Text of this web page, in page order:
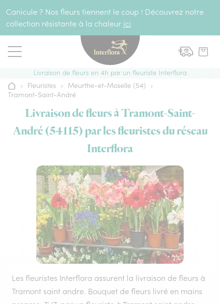
Canicule ? Nos fleurs tiennent le coup ! Découvrez notre
collection résistante à la chaleur ici
Livraison de fleurs en 4h par un fleuriste Interflora
Accueil
› Fleuristes › Meurthe-et-Moselle (54)
›
Tramont-Saint-André
Livraison de fleurs à Tramont-Saint-
André (54115) par les fleuristes du réseau
Interflora
Les fleuristes Interflora assurent la livraison de fleurs à
Tramont saint andre. Bouquet de fleurs livré en mains